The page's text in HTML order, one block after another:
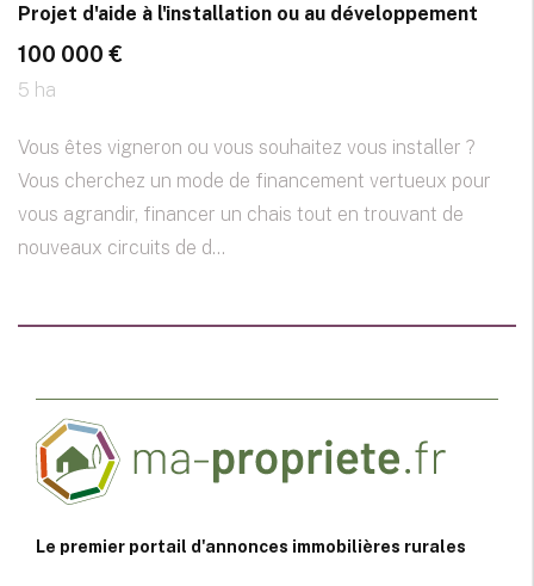
Projet d'aide à l'installation ou au développement
100 000 €
5 ha
Vous êtes vigneron ou vous souhaitez vous installer ?
Vous cherchez un mode de financement vertueux pour
vous agrandir, financer un chais tout en trouvant de
nouveaux circuits de d...
Le premier portail d'annonces immobilières rurales